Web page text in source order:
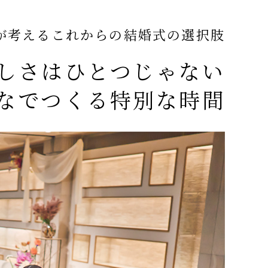
考えるこれからの結婚式の選択肢
さはひとつじゃない
でつくる特別な時間